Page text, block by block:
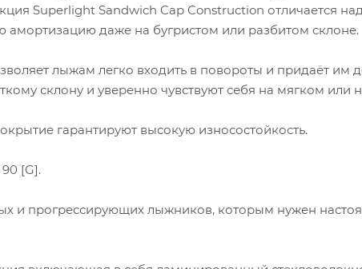
Superlight Sandwich Cap Construction отличается
амортизацию даже на бугристом или разбитом склоне.
лыжам легко входить в повороты и придаёт им
склону и уверенно чувствуют себя на мягком или
гарантируют высокую износостойкость.
[G].
и прогрессирующих лыжников, которым нужен